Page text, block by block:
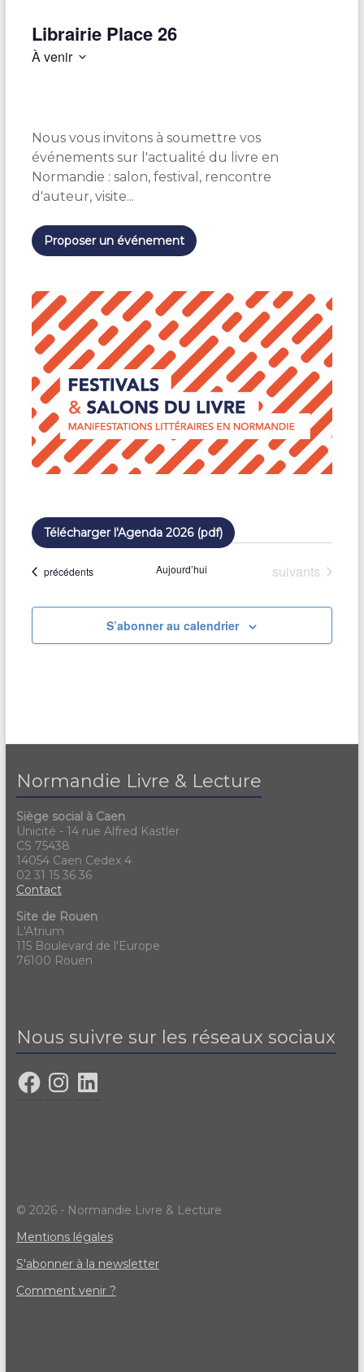
Librairie Place 26
À venir
c
t
i
o
n
e
z
e
d
a
t
.
Nous vous invitons à soumettre vos
événements sur l'actualité du livre en
Normandie : salon, festival, rencontre
d'auteur, visite...
Proposer un événement
Télécharger l'Agenda 2026 (pdf)
Évènements
précédents Aujourd’hui Évènements
suivants
S’abonner au calendrier
Normandie Livre & Lecture
Siège social à Caen
Unicité - 14 rue Alfred Kastler
CS 75438
14054 Caen Cedex 4
02 31 15 36 36
Contact
Site de Rouen
L'Atrium
115 Boulevard de l'Europe
76100 Rouen
Nous suivre sur les réseaux sociaux
© 2026 - Normandie Livre & Lecture
Mentions légales
S'abonner à la newsletter
Comment venir ?